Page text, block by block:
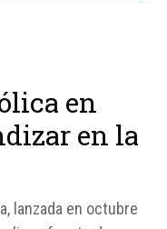
en
en la
lanzada en octubre